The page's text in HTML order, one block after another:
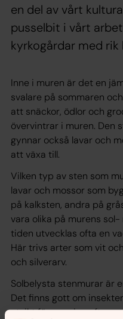
en del av vårt
pusselbit i vårt
kyrkogårdar med
Inne i muren är det en
svalare på sommaren
att snäckor, ödlor och
övervintrar i muren. Den
gynnar också lavar och
att växa till.
Vilken typ av sten som
lavar och mossor som
på kalksten, andra på
vara olika på murens
tiden utvecklas ofta en
Här trivs arter som vit
och silverarv.
Solbelysta stenmurar är
Det finns gott om
utsikt för spaning efter